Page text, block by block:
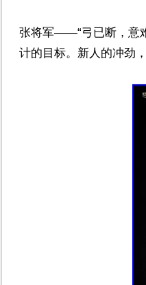
张将军——“弓已断，意
计的目标。新人的冲劲